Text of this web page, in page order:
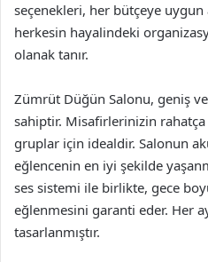
seçenekleri, her bütçeye
herkesin hayalindeki
olanak tanır.
Zümrüt Düğün Salonu, geniş
sahiptir. Misafirlerinizin
gruplar için idealdir. Salonun
eğlencenin en iyi şekilde
ses sistemi ile birlikte, gece
eğlenmesini garanti eder. Her
tasarlanmıştır.